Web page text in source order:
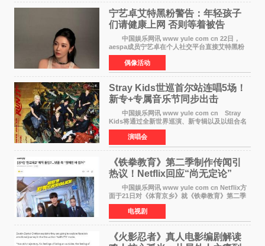
宁艺卓艾特黑粉警告：年轻孩子
们​请健康上网 否则等着被告
中国娱乐网讯 www yule com cn 22日，
aespa成员宁艺卓在个人社交平台直接艾特黑粉
账号，正面喊话回应长期以来的恶意攻击，引发
广泛关注。 宁艺卓在文中表示，自己早已注
意到部分网友持续
偶像活动
Stray Kids世巡首尔站连唱5场！
新专+专属音乐节同步出击
中国娱乐网讯 www yule com cn Stray
Kids将通过全新世界巡演、新专辑以及以组合名
义打造的专属音乐节等一系列全球活动，开启事
业发展的全新篇章。 Stray Kids将于7月25日
至26日、29日
演唱会
《铁拳教育》第二季制作传闻引
热议！Netflix回应“尚无定论”
中国娱乐网讯 www yule com cn Netflix方
面于21日对《体育京乡》就《铁拳教育》第二季
制作传闻划清界限，表示尚无定论。然而，业界
却有传闻称已就《铁拳教育》第二季的制作展开
了讨论——《
电视剧
《火影忍者》真人电影编剧解读